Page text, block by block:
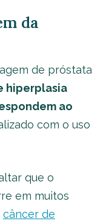
da
de próstata
hiperplasia
ao
com o uso
que o
em muitos
câncer de